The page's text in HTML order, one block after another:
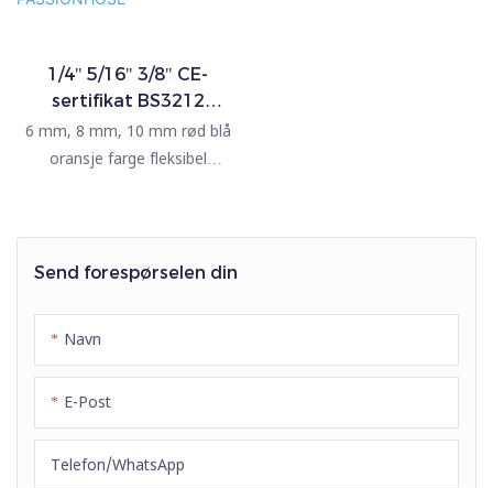
Send forespørselen din
Navn
E-Post
Telefon/whatsApp
1/4" 5/16" 3/8" CE-
sertifikat BS3212
standard fiberforsterket
gummi LPG/gassslange |
6 mm, 8 mm, 10 mm rød blå
oransje farge fleksibel
produserer LPG/gass
gummislanger i henhold til
osv., kvaliteten er av høy
kvalitet.